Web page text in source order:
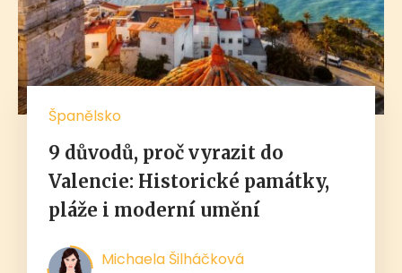
Španělsko
9 důvodů, proč vyrazit do
Valencie: Historické památky,
pláže i moderní umění
Michaela Šilháčková